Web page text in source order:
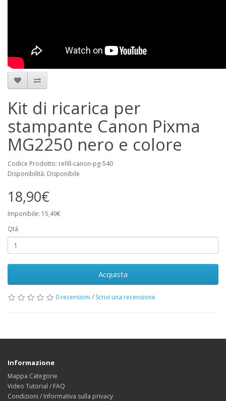
Kit di ricarica per
stampante Canon Pixma
MG2250 nero e colore
Codice Prodotto: refill-canon-pg-540
Disponibilità: Disponibile
18,90€
Imponibile: 15,49€
Qtà
Acquista
0 recensioni / Scrivi una recensione
Informazione
Mappa Categorie
Video Tutorial / FAQ
Condizioni / Informativa sulla privacy